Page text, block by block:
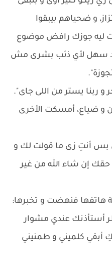
و ضحياهم بيبقوا
ليه جوزك رافض موضوع
سهل لأي ذئب بشرى مش
ربنا يستر من اللى جاى".
و ضياع، أمسكت الأخرى
بس أنتِ زى ما قولت لك و
إن شاء الله من غير
هاتفها فنهضت و تخبرها:
أستأذنك عندي مشوار
أبقي كلميني و طمنيني